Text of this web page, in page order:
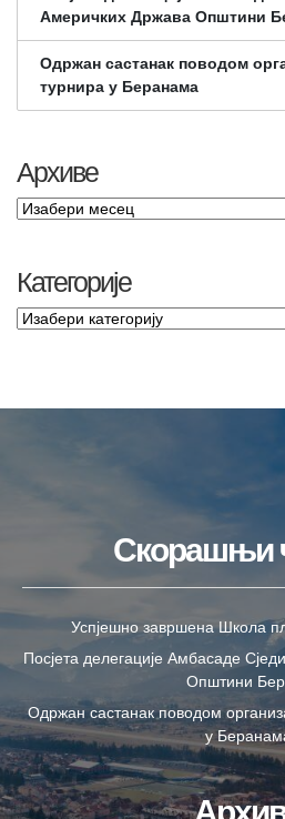
Америчких Држава Општини
Одржан састанак поводом
турнира у Беранама
Архиве
Категорије
Скорашњи
Успјешно завршена Школа
Посјета делегације Амбасаде
Општини
Одржан састанак поводом
у